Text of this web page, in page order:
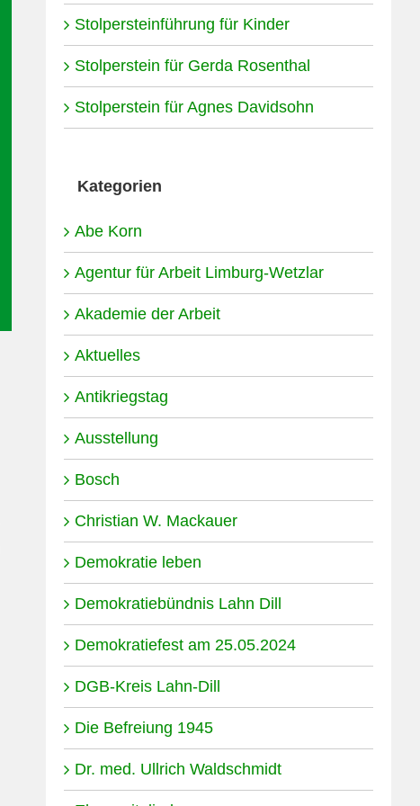
Stolpersteinführung für Kinder
Stolperstein für Gerda Rosenthal
Stolperstein für Agnes Davidsohn
Kategorien
Abe Korn
Agentur für Arbeit Limburg-Wetzlar
Akademie der Arbeit
Aktuelles
Antikriegstag
Ausstellung
Bosch
Christian W. Mackauer
Demokratie leben
Demokratiebündnis Lahn Dill
Demokratiefest am 25.05.2024
DGB-Kreis Lahn-Dill
Die Befreiung 1945
Dr. med. Ullrich Waldschmidt